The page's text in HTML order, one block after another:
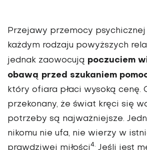
Przejawy przemocy
każdym rodzaju powyższych
jednak zaowocują poczuciem
obawą przed szukaniem
który ofiara płaci wysoką cenę.
przekonany, że świat kręci się
potrzeby są najważniejsze.
nikomu nie ufa, nie wierzy w
prawdziwej miłości4. Jeśli jest